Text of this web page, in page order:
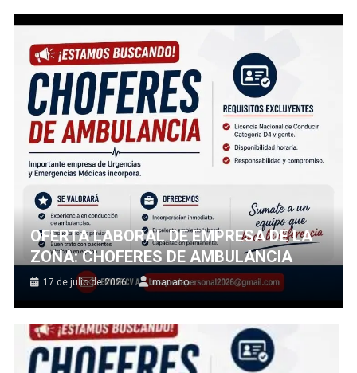
OFERTA LABORAL DE EMPRESA DE LA
ZONA: CHOFERES DE AMBULANCIA
17 de julio de 2026 mariano